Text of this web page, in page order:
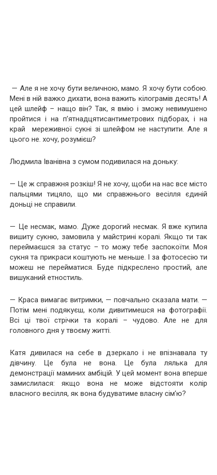
— Але я не хочу бути величною, мамо. Я хочу бути собою.
Мені в ній важко дихати, вона важить кілограмів десять! А
цей шлейф – нащо він? Так, я вмію і зможу невимушено
пройтися і на п’ятнадцятисантиметрових підборах, і на
край мереживної сукні зі шлейфом не наступити. Але я
цього не. хочу, розумієш?
Людмила Іванівна з сумом подивилася на доньку:
— Це ж справжня розкіш! Я не хочу, щоби на нас все місто
пальцями тицяло, що ми справжнього весілля єдиній
доньці не справили.
— Це несмак, мамо. Дуже дорогий несмак. Я вже купила
вишиту сукню, замовила у майстрині коралі. Якщо ти так
переймаєшся за статус – то можу тебе заспокоїти. Моя
сукня та прикраси коштують не меньше. І за фотосесію ти
можеш не перейматися. Буде підкреслено простий, але
вишуканий етностиль.
— Краса вимагає витримки, — повчально сказала мати. —
Потім мені подякуєш, коли дивитимешся на фотографії.
Всі ці твої стрічки та коралі – чудово. Але не для
головного дня у твоєму житті.
Катя дивилася на себе в дзеркало і не впізнавала ту
дівчину. Це була не вона. Це була лялька для
демонстрації маминих амбіцій. У цей момент вона вперше
замислилася: якщо вона не може відстояти колір
власного весілля, як вона будуватиме власну сім’ю?